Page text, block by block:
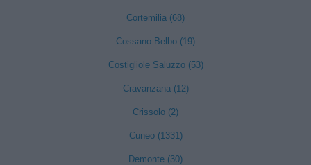
Cortemilia (68)
Cossano Belbo (19)
Costigliole Saluzzo (53)
Cravanzana (12)
Crissolo (2)
Cuneo (1331)
Demonte (30)